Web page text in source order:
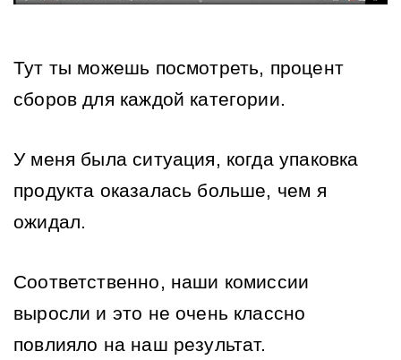
Тут ты можешь посмотреть, процент
сборов для каждой категории.
У меня была ситуация, когда упаковка
продукта оказалась больше, чем я
ожидал.
Соответственно, наши комиссии
выросли и это не очень классно
повлияло на наш результат.